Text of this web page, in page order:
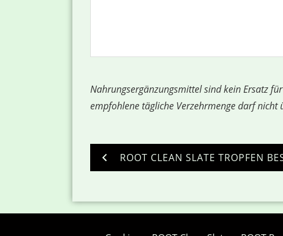
Nahrungsergänzungsmittel sind kein Ersatz
empfohlene tägliche Verzehrmenge darf
ROOT CLEAN SLATE TROPFEN